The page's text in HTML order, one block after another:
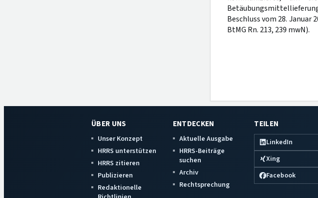
Beschluss vom 28. Januar
BtMG Rn. 213, 239 mwN).
ÜBER UNS
Unser Konzept
HRRS unterstützen
HRRS zitieren
Publizieren
Redaktionelle
ENTDECKEN
Aktuelle Ausgabe
HRRS-Beiträge
suchen
Archiv
Rechtsprechung
TEILEN
LinkedIn
Xing
Facebook